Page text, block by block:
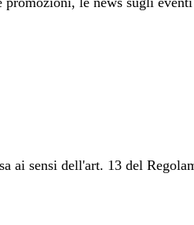
ai sensi dell'art. 13 del